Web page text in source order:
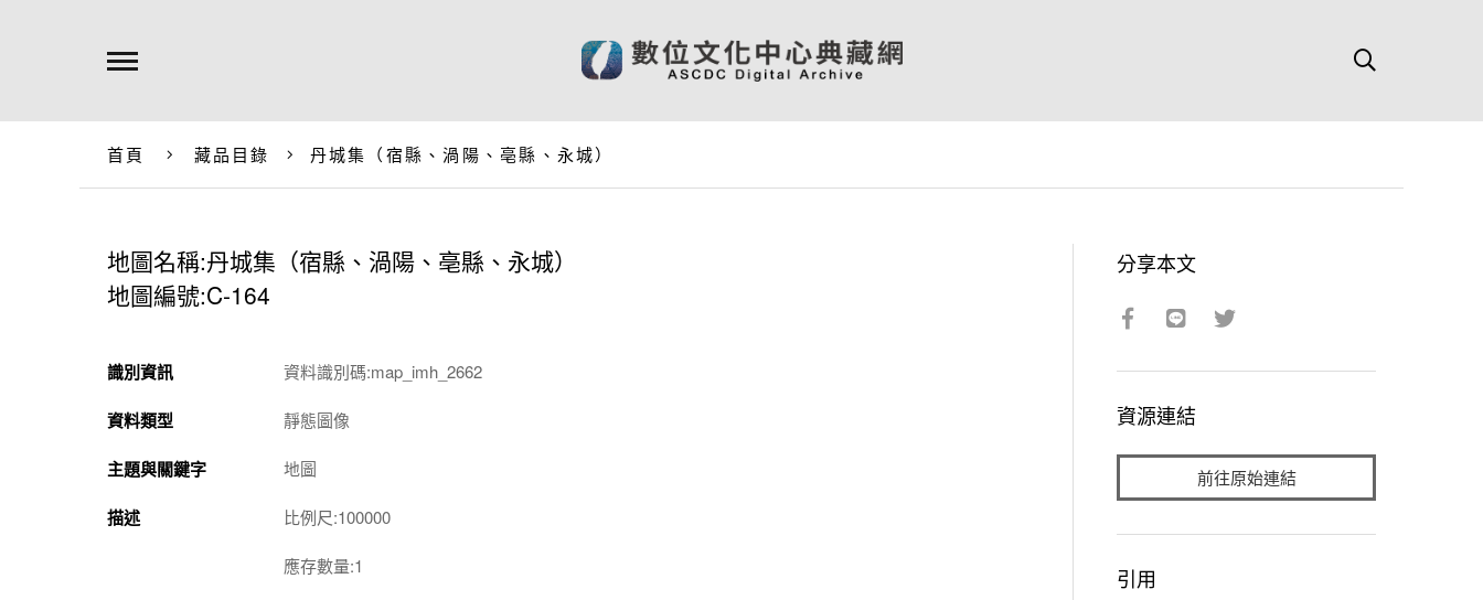
首頁 藏品目錄 丹城集（宿縣、渦陽、亳縣、永城）
地圖名稱:丹城集（宿縣、渦陽、亳縣、永城）
地圖編號:C-164
識別資訊 資料識別碼:map_imh_2662
資料類型 靜態圖像
主題與關鍵字 地圖
描述 比例尺:100000
應存數量:1
分享本文
資源連結
前往原始連結
引用